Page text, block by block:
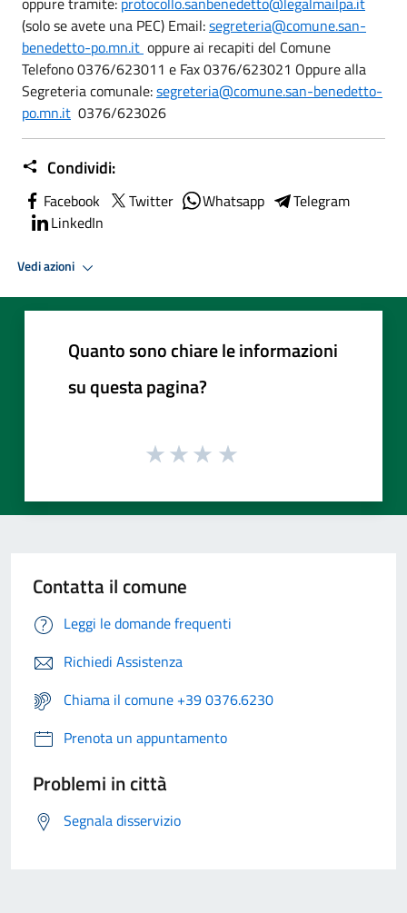
(solo se avete una PEC) Email:segreteria@comune.san-
benedetto-po.mn.it oppure ai recapiti del Comune
Telefono 0376/623011 e Fax 0376/623021 Oppure alla
Segreteria comunale:segreteria@comune.san-benedetto-
po.mn.it 0376/623026
Condividi:
Facebook Twitter Whatsapp
Telegram
LinkedIn
Vedi azioni
Quanto sono chiare le informazioni
su questa pagina?
Contatta il comune
Leggi le domande frequenti
Richiedi Assistenza
Chiama il comune +39 0376.6230
Prenota un appuntamento
Problemi in città
Segnala disservizio